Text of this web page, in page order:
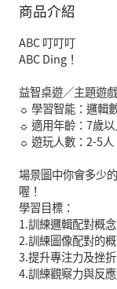
商品介紹
ABC 叮叮叮
ABC Ding！
益智桌遊／主題遊戲
☼ 學習智能：邏輯
☼ 適用年齡：7歲以
☼ 遊玩人數：2-5人
場景圖中你會多少
喔！
學習目標：
1.訓練邏輯配對概念
2.訓練圖像配對的
3.提升專注力及挫
4.訓練觀察力與反